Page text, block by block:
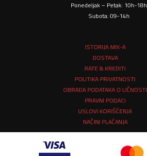
Ponedeljak – Petak: 10h-18h
Subota: 09-14h
ISTORIJA MIX-A
DOSTAVA
RATE & KREDITI
POLITIKA PRIVATNOSTI
OBRADA PODATAKA O LIČNOSTI
PRAVNI PODACI
USLOVI KORIŠĆENJA
NAČINI PLAĆANJA